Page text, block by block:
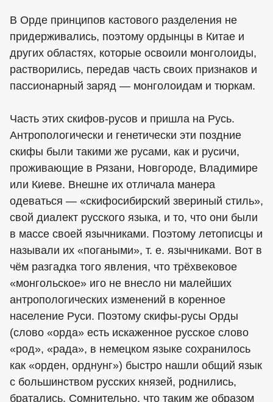
В Орде принципов кастового разделения не
придерживались, поэтому ордынцы в Китае и
других областях, которые освоили монголоиды,
растворились, передав часть своих признаков и
пассионарный заряд — монголоидам и тюркам.
Часть этих скифов-русов и пришла на Русь.
Антропологически и генетически эти поздние
скифы были такими же русами, как и русичи,
проживающие в Рязани, Новгороде, Владимире
или Киеве. Внешне их отличала манера
одеваться — «скифосибирский звериный стиль»,
свой диалект русского языка, и то, что они были
в массе своей язычниками. Поэтому летописцы и
называли их «погаными», т. е. язычниками. Вот в
чём разгадка того явления, что трёхвековое
«монгольское» иго не внесло ни малейших
антропологических изменений в коренное
население Руси. Поэтому скифы-русы Орды
(слово «орда» есть искаженное русское слово
«род», «рада», в немецком языке сохранилось
как «орден, орднунг») быстро нашли общий язык
с большинством русских князей, роднились,
братались. Сомнительно, что таким же образом